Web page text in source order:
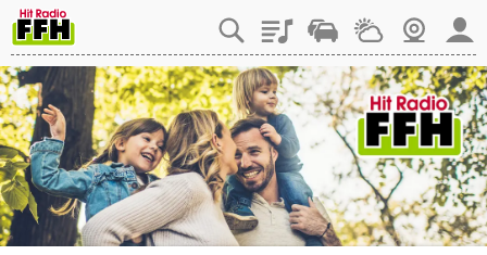
PlaylistStaupilotWetterWebcam